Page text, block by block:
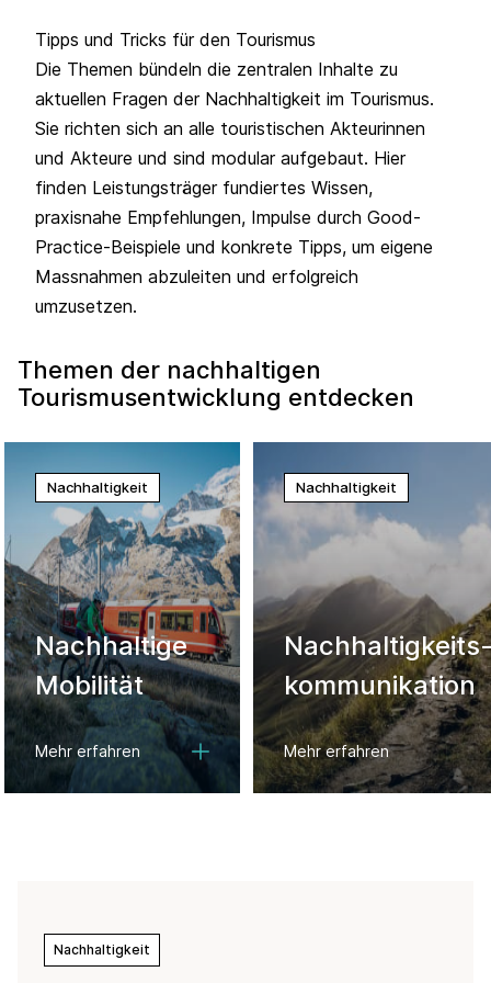
Tipps und Tricks für den Tourismus
Die Themen bündeln die zentralen Inhalte zu
aktuellen Fragen der Nachhaltigkeit im Tourismus.
Sie richten sich an alle touristischen Akteurinnen
und Akteure und sind modular aufgebaut. Hier
finden Leistungsträger fundiertes Wissen,
praxisnahe Empfehlungen, Impulse durch Good-
Practice-Beispiele und konkrete Tipps, um eigene
Massnahmen abzuleiten und erfolgreich
umzusetzen.
Themen der nachhaltigen
Tourismusentwicklung entdecken
Nachhaltigkeit
Nachhaltige
Mobilität
Mehr erfahren
Nachhaltigkeit
kommunikation
Mehr erfahren
Nachhaltigkeit